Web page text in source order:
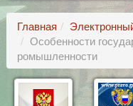
Главная
Особенности
ромышленности